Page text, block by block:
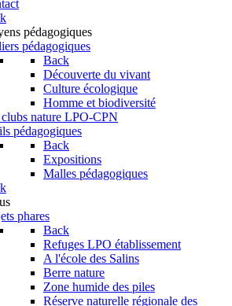
pédagogiques
pédagogiques
Back
Découverte du vivant
Culture écologique
Homme et biodiversité
nature LPO-CPN
pédagogiques
Back
Expositions
Malles pédagogiques
phares
Back
Refuges LPO établissement
A l'école des Salins
Berre nature
Zone humide des piles
Réserve naturelle régionale des